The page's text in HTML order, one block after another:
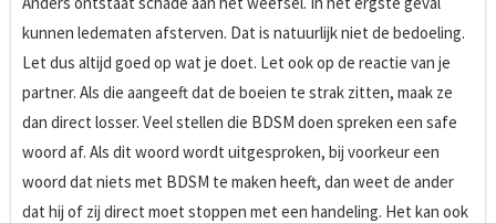
kunnen ledematen afsterven. Dat is natuurlijk niet de bedoeling.
Let dus altijd goed op wat je doet. Let ook op de reactie van je
partner. Als die aangeeft dat de boeien te strak zitten, maak ze
dan direct losser. Veel stellen die BDSM doen spreken een safe
woord af. Als dit woord wordt uitgesproken, bij voorkeur een
woord dat niets met BDSM te maken heeft, dan weet de ander
dat hij of zij direct moet stoppen met een handeling. Het kan ook